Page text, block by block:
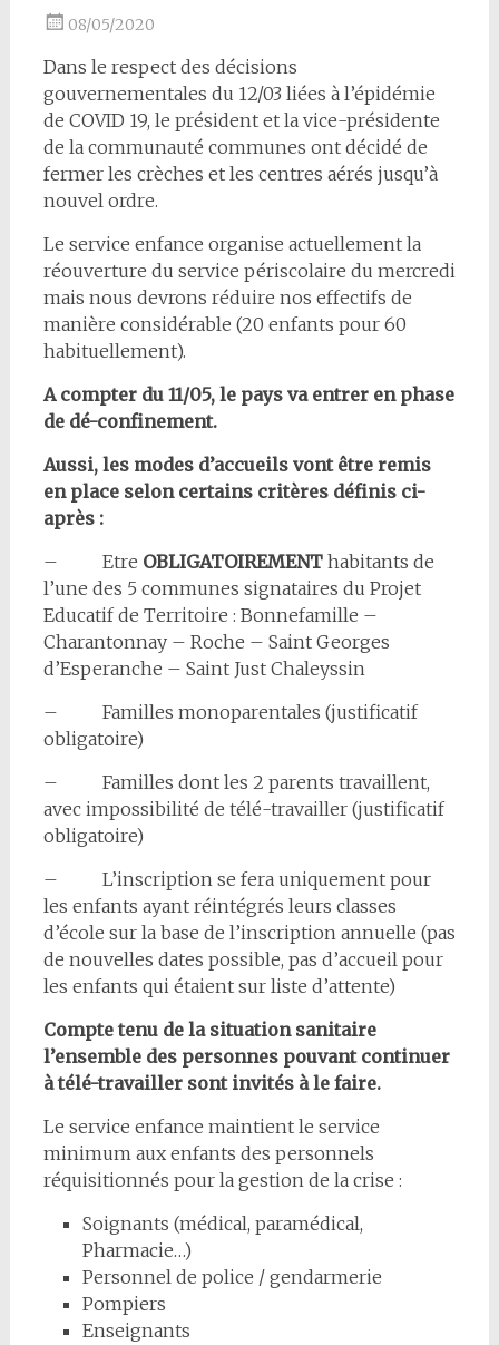
08/05/2020
Dans le respect des décisions
gouvernementales du 12/03 liées à l’épidémie
de COVID 19, le président et la vice-présidente
de la communauté communes ont décidé de
fermer les crèches et les centres aérés jusqu’à
nouvel ordre.
Le service enfance organise actuellement la
réouverture du service périscolaire du mercredi
mais nous devrons réduire nos effectifs de
manière considérable (20 enfants pour 60
habituellement).
A compter du 11/05, le pays va entrer en phase
de dé-confinement.
Aussi, les modes d’accueils vont être remis
en place selon certains critères définis ci-
après :
– Etre OBLIGATOIREMENThabitants de
l’une des 5 communes signataires du Projet
Educatif de Territoire : Bonnefamille –
Charantonnay – Roche – Saint Georges
d’Esperanche – Saint Just Chaleyssin
– Familles monoparentales (justificatif
obligatoire)
– Familles dont les 2 parents travaillent,
avec impossibilité de télé-travailler (justificatif
obligatoire)
– L’inscription se fera uniquement pour
les enfants ayant réintégrés leurs classes
d’école sur la base de l’inscription annuelle (pas
de nouvelles dates possible, pas d’accueil pour
les enfants qui étaient sur liste d’attente)
Compte tenu de la situation sanitaire
l’ensemble des personnes pouvant continuer
à télé-travailler sont invités à le faire.
Le service enfance maintient le service
minimum aux enfants des personnels
réquisitionnés pour la gestion de la crise :
Soignants (médical, paramédical,
Pharmacie…)
Personnel de police / gendarmerie
Pompiers
Enseignants